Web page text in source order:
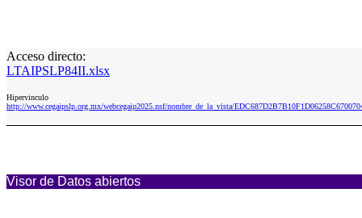
Acceso directo:
LTAIPSLP84II.xlsx
Hipervinculo
http://www.cegaipslp.org.mx/webcegaip2025.nsf/nombre_de_la_vista/
Visor de Datos abiertos